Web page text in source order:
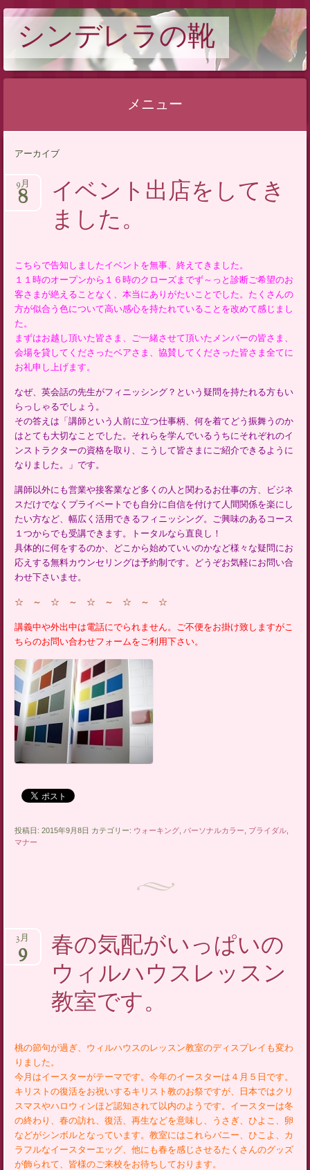
シンデレラの靴
メニュー
アーカイブ
イベント出店をしてき
ました。
9月
8
こちらで告知しましたイベントを無事、終えてきました。
１１時のオープンから１６時のクローズまでず～っと診断ご希望のお
客さまが絶えることなく、本当にありがたいことでした。たくさんの
方が似合う色について高い感心を持たれていることを改めて感じまし
た。
まずはお越し頂いた皆さま、ご一緒させて頂いたメンバーの皆さま、
会場を貸してくださったベアさま、協賛してくださった皆さま全てに
お礼申し上げます。
なぜ、英会話の先生がフィニッシング？という疑問を持たれる方もい
らっしゃるでしょう。
その答えは「講師という人前に立つ仕事柄、何を着てどう振舞うのか
はとても大切なことでした。それらを学んでいるうちにそれぞれのイ
ンストラクターの資格を取り、こうして皆さまにご紹介できるように
なりました。」です。
講師以外にも営業や接客業など多くの人と関わるお仕事の方、ビジネ
スだけでなくプライベートでも自分に自信を付けて人間関係を楽にし
たい方など、幅広く活用できるフィニッシング。ご興味のあるコース
１つからでも受講できます。トータルなら直良し！
具体的に何をするのか、どこから始めていいのかなど様々な疑問にお
応えする無料カウンセリングは予約制です。どうぞお気軽にお問い合
わせ下さいませ。
☆ ～ ☆ ～ ☆ ～ ☆ ～ ☆
講義中や外出中は電話にでられません。ご不便をお掛け致しますがこ
ちらのお問い合わせフォームをご利用下さい。
投稿日: 2015年9月8日 カテゴリー: ウォーキング パーソナルカラー ブライダル
マナー
春の気配がいっぱいの
ウィルハウスレッスン
教室です。
3月
9
桃の節句が過ぎ、ウィルハウスのレッスン教室のディスプレイも変わ
りました。
今月はイースターがテーマです。今年のイースターは４月５日です。
キリストの復活をお祝いするキリスト教のお祭ですが、日本ではクリ
スマスやハロウィンほど認知されて以内のようです。イースターは冬
の終わり、春の訪れ、復活、再生などを意味し、うさぎ、ひよこ、卵
などがシンボルとなっています。教室にはこれらバニー、ひこよ、カ
ラフルなイースターエッグ、他にも春を感じさせるたくさんのグッズ
が飾られて、皆様のご来校をお待ちしております。